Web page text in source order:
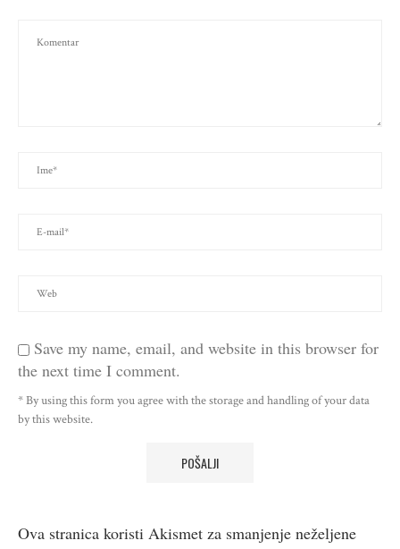
Save my name, email, and website in this browser for
the next time I comment.
* By using this form you agree with the storage and handling of your data
by this website.
Ova stranica koristi Akismet za smanjenje neželjene